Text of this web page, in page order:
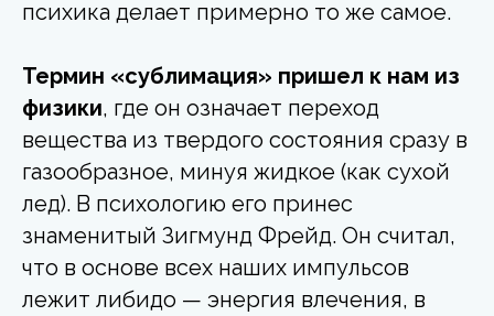
психика делает примерно то же самое.
Термин «сублимация» пришел к нам из
физики, где он означает переход
вещества из твердого состояния сразу в
газообразное, минуя жидкое (как сухой
лед). В психологию его принес
знаменитый Зигмунд Фрейд. Он считал,
что в основе всех наших импульсов
лежит либидо — энергия влечения, в